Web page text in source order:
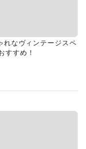
れなヴィンテージスペ
すめ！